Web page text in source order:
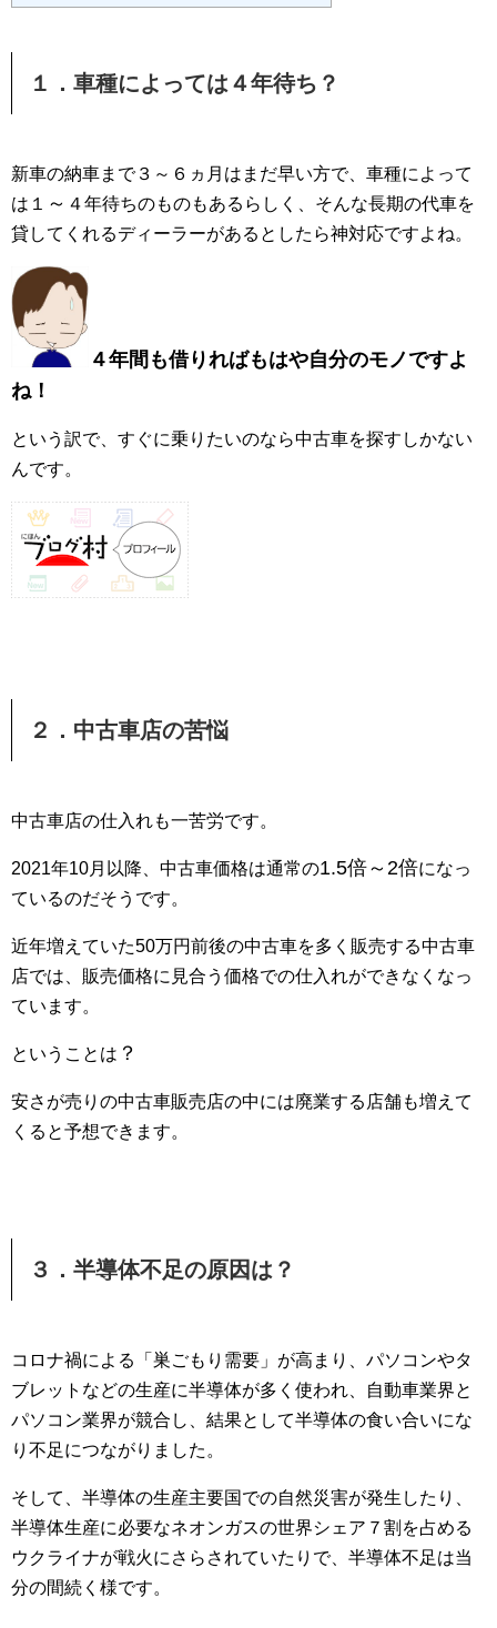
１．車種によっては４年待ち？
新車の納車まで３～６ヵ月はまだ早い方で、車種によって
は１ ～ ４年待ちのものもあるらしく、そんな長期の代車を
貸してくれるディーラーがあるとしたら神対応ですよね。
４年間も借りればもはや自分のモノですよ
ね！
という訳で、すぐに乗りたいのなら中古車を探すしかない
んです。
２．中古車店の苦悩
中古車店の仕入れも一苦労です。
2021年10月以降、中古車価格は通常の1.5倍～2倍になっ
ているのだそうです。
近年増えていた50万円前後の中古車を多く販売する中古車
店では、販売価格に見合う価格での仕入れができなくなっ
ています。
ということは ？
安さが売りの中古車販売店の中には廃業する店舗も増えて
くると予想できます。
３．半導体不足の原因は？
コロナ禍による「巣ごもり需要」が高まり、パソコンやタ
ブレットなどの生産に半導体が多く使われ、自動車業界と
パソコン業界が競合し、結果として半導体の食い合いにな
り不足につながりました。
そして、半導体の生産主要国での自然災害が発生したり、
半導体生産に必要なネオンガスの世界シェア７割を占める
ウクライナが戦火にさらされていたりで、半導体不足は当
分の間続く様です。